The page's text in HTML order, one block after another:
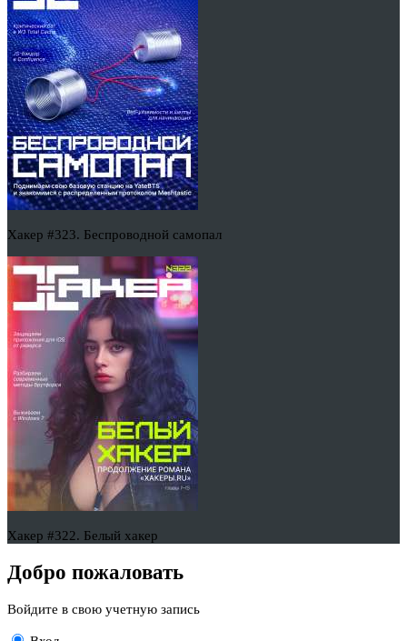
Хакер #323. Беспроводной самопал
Хакер #322. Белый хакер
Добро пожаловать
Войдите в свою учетную запись